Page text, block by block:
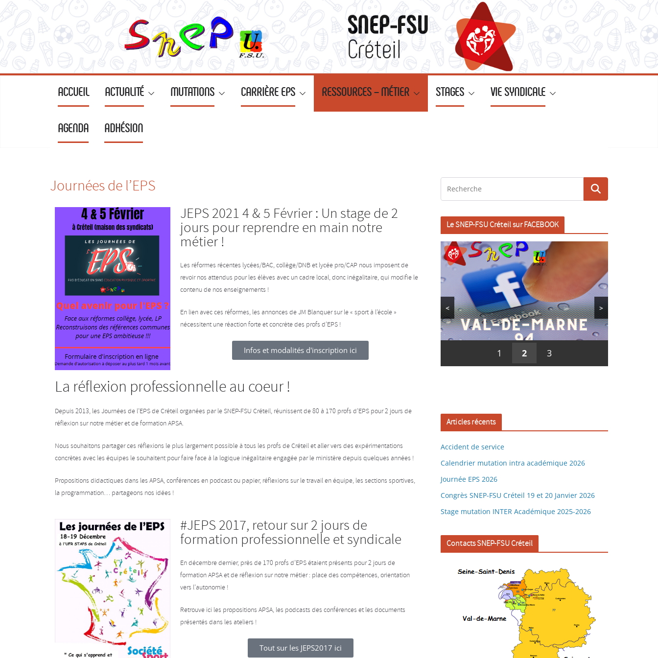
ACCUEIL ACTUALITÉ MUTATIONS CARRIÈRE EPS RESSOURCES – MÉTIER STAGES VIE SYNDICALE
AGENDA ADHÉSION
Journées de l’EPS
JEPS 2021 4 & 5 Février : Un stage de 2
jours pour reprendre en main notre
métier !
Les réformes récentes lycées/BAC, collège/DNB et lycée pro/CAP nous imposent de
revoir nos attendus pour les élèves avec un cadre local, donc inégalitaire, qui modifie le
contenu de nos enseignements !
En lien avec ces réformes, les annonces de JM Blanquer sur le « sport à l’école »
nécessitent une réaction forte et concrète des profs d’EPS !
Infos et modalités d'inscription ici
La réflexion professionnelle au coeur !
Depuis 2013, les Journées de l’EPS de Créteil organées par le SNEP-FSU Créteil, réunissent de 80 à 170 profs d’EPS pour 2 jours de
réflexion sur notre métier et de formation APSA.
Nous souhaitons partager ces réflexions le plus largement possible à tous les profs de Créteil et aller vers des expérimentations
concrètes avec les équipes le souhaitent pour faire face à la logique inégalitaire engagée par le ministère depuis quelques années !
Propositions didactiques dans les APSA, conférences en podcast ou papier, réflexions sur le travail en équipe, les sections sportives,
la programmation… partageons nos idées !
#JEPS 2017, retour sur 2 jours de
formation professionnelle et syndicale
En décembre dernier, près de 170 profs d’EPS étaient présents pour 2 jours de
formation APSA et de réflexion sur notre métier : place des compétences, orientation
vers l’autonomie !
Retrouve ici les propositions APSA, les podcasts des conférences et les documents
présentés dans les ateliers !
Tout sur les JEPS2017 ici
Le SNEP-FSU Créteil sur FACEBOOK
< >
1 2 3
Articles récents
Accident de service
Calendrier mutation intra académique 2026
Journée EPS 2026
Congrès SNEP-FSU Créteil 19 et 20 Janvier 2026
Stage mutation INTER Académique 2025-2026
Contacts SNEP-FSU Créteil